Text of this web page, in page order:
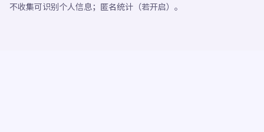
不收集可识别个人信息；匿名统计（若开启）。